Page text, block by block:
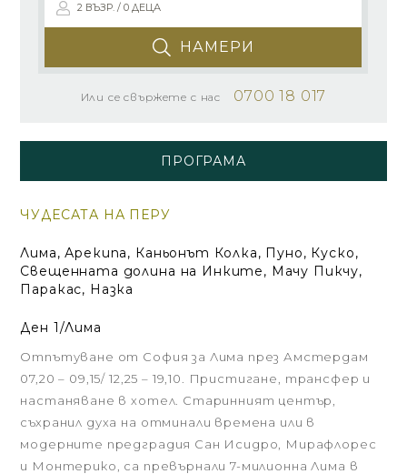
2 ВЪЗР. / 0 ДЕЦА
НАМЕРИ
Или се свържете с нас 0700 18 017
ПРОГРАМА
ЧУДЕСАТА НА ПЕРУ
Лима, Арекипа, Каньонът Колка, Пуно, Куско,
Свещенната долина на Инките, Мачу Пикчу,
Паракас, Назка
Ден 1/Лима
Отпътуване от София за Лима през Амстердам
07,20 – 09,15/ 12,25 – 19,10. Пристигане, трансфер и
настаняване в хотел. Старинният център,
съхранил духа на отминали времена или в
модерните предградия Сан Исидро, Мирафлорес
и Монтерико, са превърнали 7-милионна Лима в